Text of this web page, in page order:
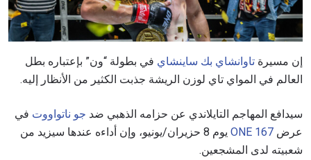
إن مسيرة تاوانشاي بك ساينشاي في بطولة “ون” بإعتباره بطل
العالم في المواي تاي لوزن الريشة جذبت الكثير من الأنظار إليه.
سيدافع المهاجم التايلاندي عن حزامه الذهبي ضد جو ناتواووت في
عرض ONE 167
يوم 8 حزيران/يونيو، وإن أداءه عندها سيزيد من
شعبيته لدى المشجعين.